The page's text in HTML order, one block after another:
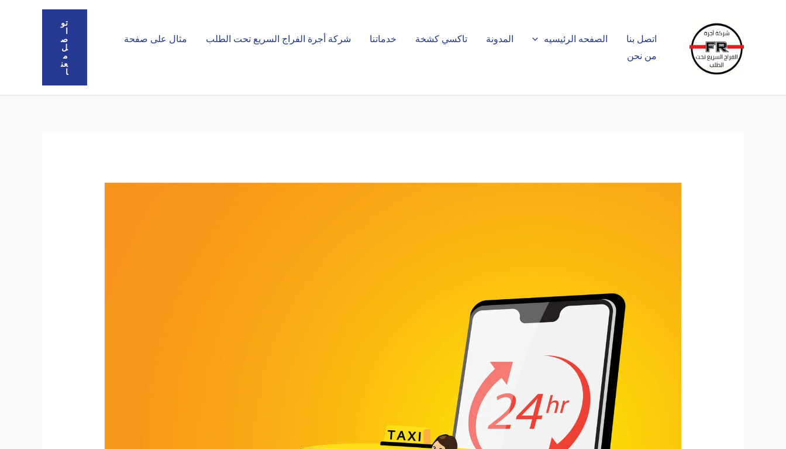
اتصل بنا الصفحه الرئيسيه المدونة تاكسي كشخة خدماتنا شركة أجرة الفراج السريع تحت الطلب
مثال على صفحة
من نحن
تو
ا
ص
ل
م
عن
ا